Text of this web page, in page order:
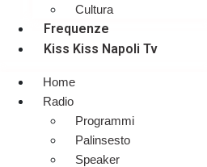
Cultura
Frequenze
Kiss Kiss Napoli Tv
Home
Radio
Programmi
Palinsesto
Speaker